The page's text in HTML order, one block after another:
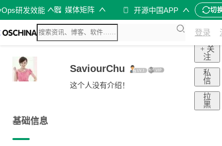
研发效能 媒体矩阵 开源中国APP 切
登录
SaviourChu
这个人没有介绍！
+ 关
注
私
信
拉
黑
基础信息